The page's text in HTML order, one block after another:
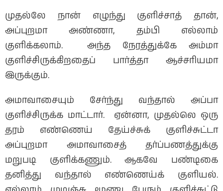
முதல்லே நான் எழுந்து குளிச்சாத் தான்,
அப்புறமா அண்ணா, தம்பி எல்லாம்
குளிக்கலாம். அந்த நேரத்துக்கே அம்மா
குளிச்சிருக்கிறதைப் பார்த்தா ஆச்சரியமா
இருக்கும்.
அமாவாசையும் சேர்ந்து வந்தால் அப்பா
குளிச்சிருக்க மாட்டார். ஏன்னா, முதல்லெ ஒரு
தரம் எண்ணெய் தேய்ச்சுக் குளிச்சுட்டா
அப்புறமா அமாவாசைத் தர்ப்பணத்துக்கு
மறுபடி குளிக்கணும். ஆகவே பண்டிகை
தனித்து வந்தால் எண்ணெய்க் குளியல்.